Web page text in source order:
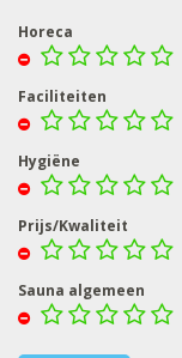
Horeca
Faciliteiten
Hygiëne
Prijs/Kwaliteit
Sauna algemeen